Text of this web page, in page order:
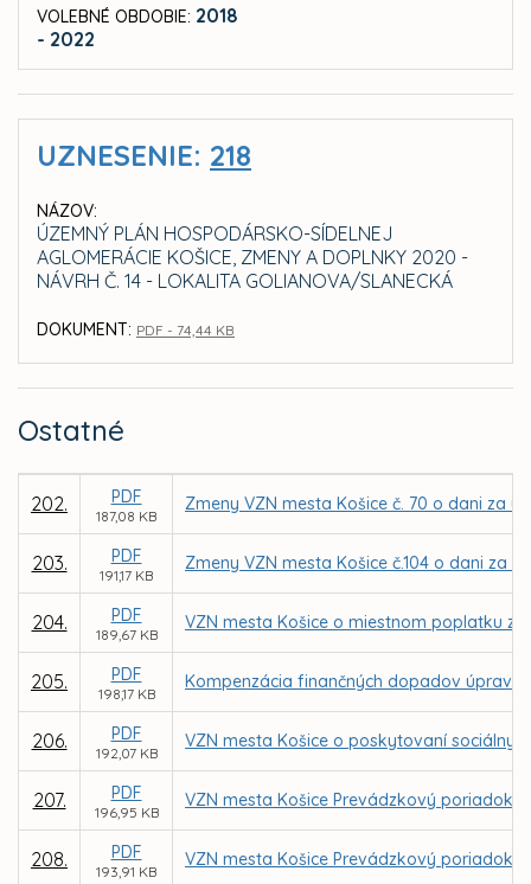
VOLEBNÉ OBDOBIE: 2018
- 2022
UZNESENIE: 218
NÁZOV:
ÚZEMNÝ PLÁN HOSPODÁRSKO-SÍDELNEJ
AGLOMERÁCIE KOŠICE, ZMENY A DOPLNKY 2020 -
NÁVRH Č. 14 - LOKALITA GOLIANOVA/SLANECKÁ
DOKUMENT: PDF - 74,44 KB
Ostatné
202. PDF
187,08 KB
Zmeny VZN mesta Košice č. 70 o dani za
203. PDF
191,17 KB
Zmeny VZN mesta Košice č.104 o dani za
204. PDF
189,67 KB
VZN mesta Košice o miestnom poplatku
205. PDF
198,17 KB
Kompenzácia finančných dopadov úpravy
206. PDF
192,07 KB
VZN mesta Košice o poskytovaní
207. PDF
196,95 KB
VZN mesta Košice Prevádzkový poriadok
208. PDF
193,91 KB
VZN mesta Košice Prevádzkový poriadok